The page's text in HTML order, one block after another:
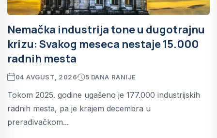
Nemačka industrija tone u dugotrajnu
krizu: Svakog meseca nestaje 15.000
radnih mesta
04 AVGUST, 2026 5 DANA RANIJE
Tokom 2025. godine ugašeno je 177.000 industrijskih
radnih mesta, pa je krajem decembra u
prerađivačkom...